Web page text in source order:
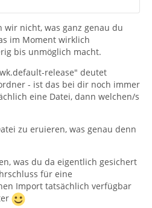
wir nicht, was ganz genau du
im Moment wirklich
bis unmöglich macht.
release" deutet
- ist das bei dir noch immer
eine Datei, dann welchen/s
zu eruieren, was genau denn
was du da eigentlich gesichert
für eine
Import tatsächlich verfügbar